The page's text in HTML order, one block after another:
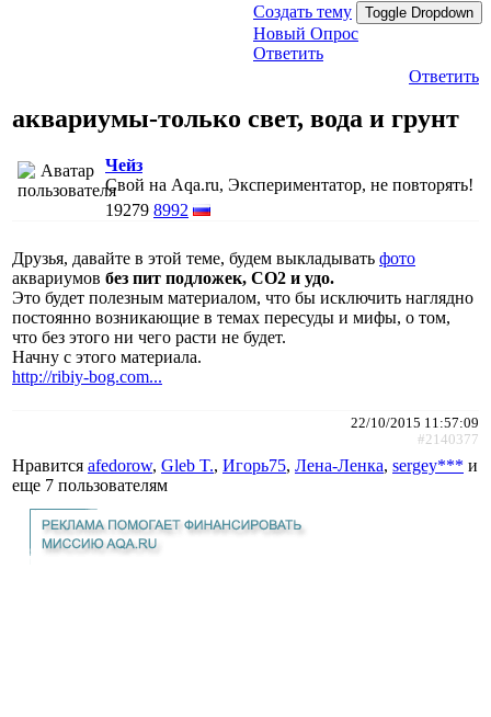
Создать тему Toggle Dropdown
Новый Опрос
Ответить
Ответить
аквариумы-только свет, вода и грунт
Чейз
Свой на Aqa.ru, Экспериментатор, не повторять!
19279 8992
Друзья, давайте в этой теме, будем выкладывать фото
аквариумов без пит подложек, СО2 и удо.
Это будет полезным материалом, что бы исключить наглядно
постоянно возникающие в темах пересуды и мифы, о том,
что без этого ни чего расти не будет.
Начну с этого материала.
http://ribiy-bog.com...
22/10/2015 11:57:09
#2140377
Нравится afedorow, Gleb T., Игорь75, Лена-Ленка, sergey*** и
еще 7 пользователям